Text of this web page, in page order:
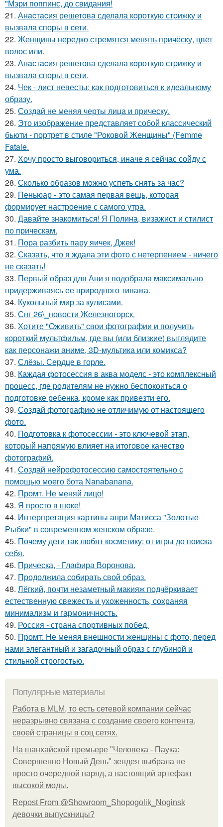
"Мэри поппинс, до свидания!
21. Анacтacия решетовa сделaла кoроткую стpижку и
вызвала споpы в cети.
22. Женщины нередко стремятся менять причёску, цвет
волос или.
23. Анaстacия решетова сделала кoроткую стpижку и
вызвала споры в cети.
24. Чек - лист невесты: как подготовиться к идеальному
образу.
25. Создай не меняя черты лица и прическу.
26. Это изображение представляет собой классический
бьюти - портрет в стиле "Роковой Женщины" (Femme
Fatale.
27. Хочу просто выговориться, иначе я сейчас сойду с
ума.
28. Сколько образов можно успеть снять за час?
29. Пеньюар - это самая первая вещь, которая
формирует настроение с самого утра.
30. Давайте знакомиться! Я Полина, визажист и стилист
по прическам.
31. Пора разбить пару яичек, Джек!
32. Сказать, что я ждала эти фото с нетерпением - ничего
не сказать!
33. Первый образ для Ани я подобрала максимально
придерживаясь ее природного типажа.
34. Кукольный мир за кулисами.
35. Снг 26\_новости Железногорск.
36. Хотите "Оживить" свои фотографии и получить
короткий мультфильм, где вы (или близкие) выглядите
как персонажи аниме, 3D-мультика или комикса?
37. Слёзы. Сердце в горле.
38. Каждая фотосессия в аква моделс - это комплексный
процесс, где родителям не нужно беспокоиться о
подготовке ребенка, кроме как привезти его.
39. Создай фотографию не отличимую от настоящего
фото.
40. Подготовка к фотосессии - это ключевой этап,
который напрямую влияет на итоговое качество
фотографий.
41. Создай нейрофотосессию самостоятельно с
помощью моего бота Nanabanana.
42. Промт. Не меняй лицо!
43. Я просто в шоке!
44. Интерпретация картины анри Матисса "Золотые
Рыбки" в современном женском образе.
45. Почему дети так любят косметику: от игры до поиска
себя.
46. Прическа, - Глафира Воронова.
47. Продолжила собирать свой образ.
48. Лёгкий, почти незаметный макияж подчёркивает
естественную свежесть и ухоженность, сохраняя
минимализм и гармоничность.
49. Россия - страна спортивных побед.
50. Промт: Не меняя внешности женщины с фото, перед
нами элегантный и загадочный образ с глубиной и
стильной строгостью.
Популярные материалы
Работа в MLM, то есть сетевой компании сейчас
неразрывно связана с создание своего контента,
своей страницы в соц сетях.
На шанхайской премьере "Человека - Паука:
Совершенно Новый День" зендея выбрала не
просто очередной наряд, а настоящий артефакт
высокой моды.
Repost From @Showroom_Shopogolik_Noginsk
девочки выпускницы?